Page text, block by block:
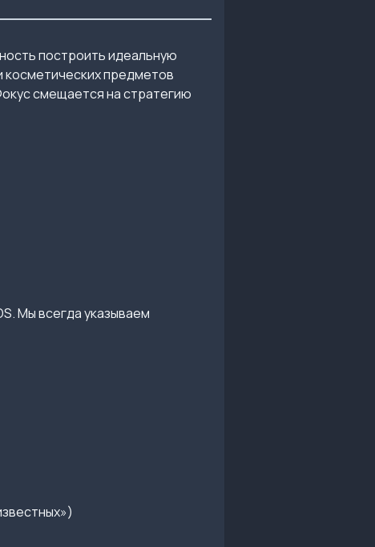
построить идеальную
косметических предметов
смещается на стратегию
Мы всегда указываем